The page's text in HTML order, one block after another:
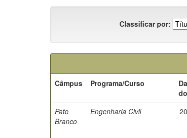
Classificar por:
Câmpus
Programa/Curso
Pato
Branco
Engenharia Civil